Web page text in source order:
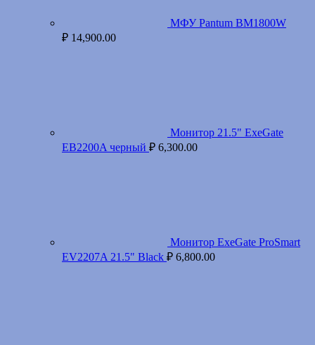
МФУ Pantum BM1800W
₽ 14,900.00
Монитор 21.5" ExeGate
EB2200A черный ₽ 6,300.00
Монитор ExeGate ProSmart
EV2207A 21.5" Black ₽ 6,800.00